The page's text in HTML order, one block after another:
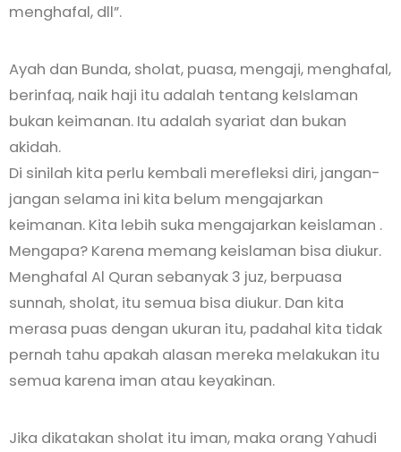
menghafal, dll”.
Ayah dan Bunda, sholat, puasa, mengaji, menghafal,
berinfaq, naik haji itu adalah tentang keIslaman
bukan keimanan. Itu adalah syariat dan bukan
akidah.
Di sinilah kita perlu kembali merefleksi diri, jangan-
jangan selama ini kita belum mengajarkan
keimanan. Kita lebih suka mengajarkan keislaman .
Mengapa? Karena memang keislaman bisa diukur.
Menghafal Al Quran sebanyak 3 juz, berpuasa
sunnah, sholat, itu semua bisa diukur. Dan kita
merasa puas dengan ukuran itu, padahal kita tidak
pernah tahu apakah alasan mereka melakukan itu
semua karena iman atau keyakinan.
Jika dikatakan sholat itu iman, maka orang Yahudi